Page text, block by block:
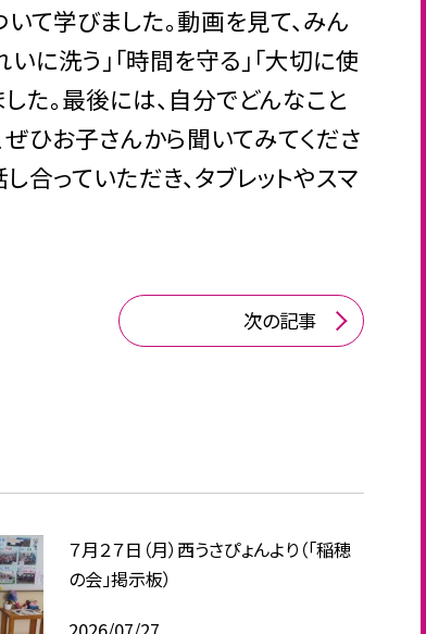
て学びました。動画を見て、みん
に洗う」「時間を守る」「大切に使
た。最後には、自分でどんなこと
ひお子さんから聞いてみてくださ
合っていただき、タブレットやスマ
次の記事
７月２７日（月）西うさぴょんより（「稲穂
の会」掲示板）